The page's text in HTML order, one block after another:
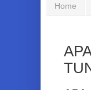
Home